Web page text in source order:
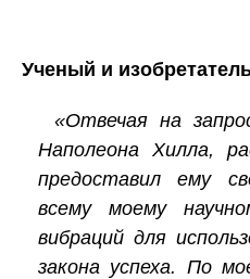
Ученый и
«Отвечая на
Наполеона Хилла,
предоставил ему
всему моему
вибраций для
закона успеха. По